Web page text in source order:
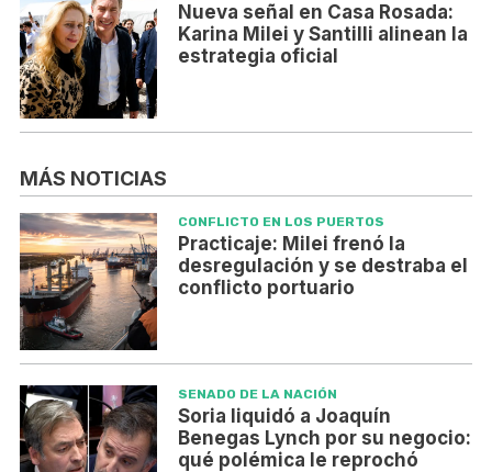
Nueva señal en Casa Rosada:
Karina Milei y Santilli alinean la
estrategia oficial
MÁS NOTICIAS
CONFLICTO EN LOS PUERTOS
Practicaje: Milei frenó la
desregulación y se destraba el
conflicto portuario
SENADO DE LA NACIÓN
Soria liquidó a Joaquín
Benegas Lynch por su negocio:
qué polémica le reprochó